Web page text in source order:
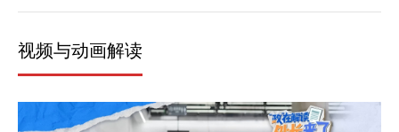
视频与动画解读